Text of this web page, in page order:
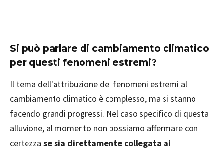
Si può parlare di cambiamento climatico
per questi fenomeni estremi?
Il tema dell'attribuzione dei fenomeni estremi al
cambiamento climatico è complesso, ma si stanno
facendo grandi progressi. Nel caso specifico di questa
alluvione, al momento non possiamo affermare con
certezza se sia direttamente collegata ai